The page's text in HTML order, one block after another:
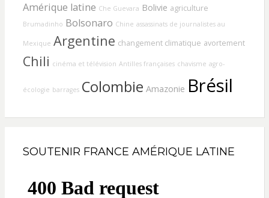
Amérique latine Che Guevara Bolivie agriculture
Brumadinho Bolsonaro Chine assassinats de journalistes au
Mexique Argentine changement climatique avortement
Chili cinéma et télévision Antilles françaises chavisme agro-
écologie barrages Colombie Amazonie Brésil
SOUTENIR FRANCE AMÉRIQUE LATINE